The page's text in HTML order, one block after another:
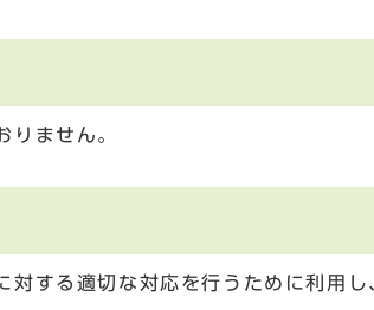
りません。
する適切な対応を行うために利用し